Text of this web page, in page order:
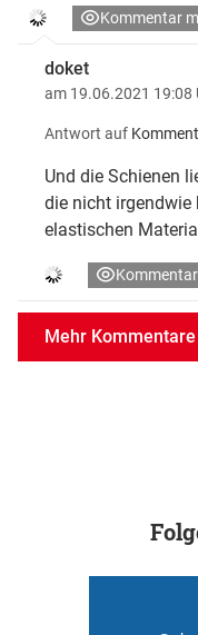
Kommentar
doket
am 19.06.2021 19:08
Antwort auf
Und die Schienen
die nicht
elastischen
Mehr